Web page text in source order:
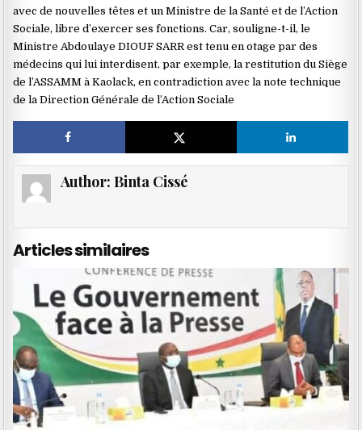
avec de nouvelles têtes et un Ministre de la Santé et de l’Action
Sociale, libre d’exercer ses fonctions. Car, souligne-t-il, le
Ministre Abdoulaye DIOUF SARR est tenu en otage par des
médecins qui lui interdisent, par exemple, la restitution du Siège
de l’ASSAMM à Kaolack, en contradiction avec la note technique
de la Direction Générale de l’Action Sociale
Author: Binta Cissé
Articles similaires